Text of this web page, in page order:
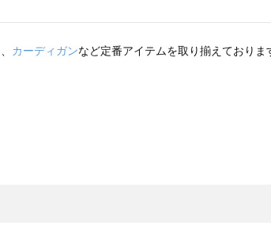
、 カーディガンなど定番アイテムを取り揃えておりま